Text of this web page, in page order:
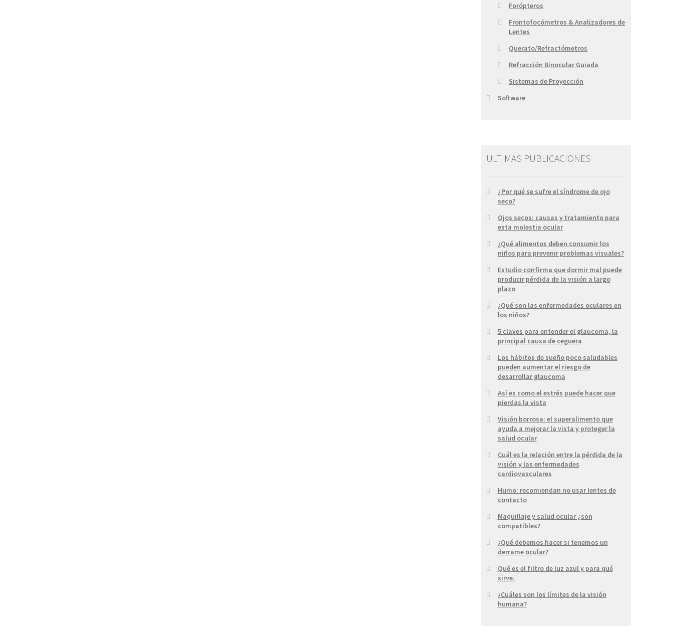
Forópteros
Frontofocómetros & Analizadores de
Lentes
Querato/Refractómetros
Refracción Binocular Guiada
Sistemas de Proyección
Software
ULTIMAS PUBLICACIONES
¿Por qué se sufre el síndrome de ojo
seco?
Ojos secos: causas y tratamiento para
esta molestia ocular
¿Qué alimentos deben consumir los
niños para prevenir problemas visuales?
Estudio confirma que dormir mal puede
producir pérdida de la visión a largo
plazo
¿Qué son las enfermedades oculares en
los niños?
5 claves para entender el glaucoma, la
principal causa de ceguera
Los hábitos de sueño poco saludables
pueden aumentar el riesgo de
desarrollar glaucoma
Así es como el estrés puede hacer que
pierdas la vista
Visión borrosa: el superalimento que
ayuda a mejorar la vista y proteger la
salud ocular
Cuál es la relación entre la pérdida de la
visión y las enfermedades
cardiovasculares
Humo: recomiendan no usar lentes de
contacto
Maquillaje y salud ocular ¿son
compatibles?
¿Qué debemos hacer si tenemos un
derrame ocular?
Qué es el filtro de luz azul y para qué
sirve.
¿Cuáles son los límites de la visión
humana?